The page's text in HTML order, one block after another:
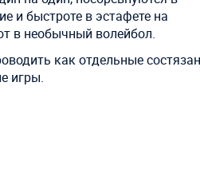
и быстроте в эстафете на
в необычный волейбол.
как отдельные
игры.